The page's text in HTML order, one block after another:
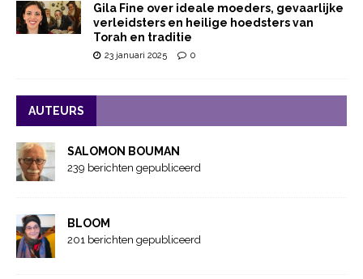
Gila Fine over ideale moeders, gevaarlijke
verleidsters en heilige hoedsters van
Torah en traditie
23 januari 2025 0
AUTEURS
SALOMON BOUMAN
239 berichten gepubliceerd
BLOOM
201 berichten gepubliceerd